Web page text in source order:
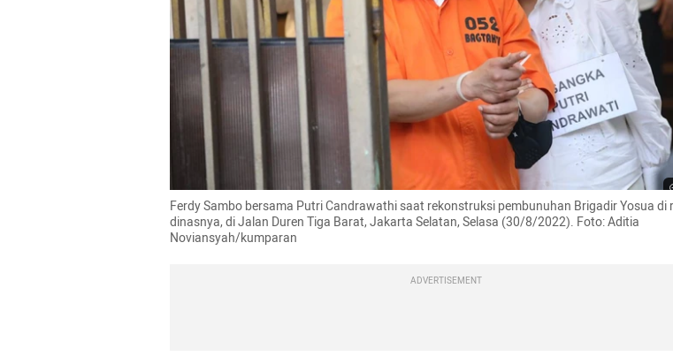
Ferdy Sambo bersama Putri Candrawathi saat rekonstruksi pembunuhan Brigadir Yosua di
dinasnya, di Jalan Duren Tiga Barat, Jakarta Selatan, Selasa (30/8/2022). Foto: Aditia
Noviansyah/kumparan
ADVERTISEMENT